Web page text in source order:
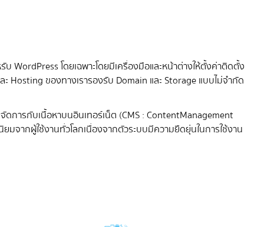
WordPress โดยเฉพาะโดยมีเครื่องมือและหน้าต่างให้ตั้งค่าติดตั้ง
Hosting ของทางเรารองรับ Domain และ Storage แบบไม่จำกัด
การกับเนื้อหาบนอินเทอร์เน็ต (CMS : ContentManagement
จากผู้ใช้งานทั่วโลกเนื่องจากตัวระบบมีความยืดยุ่นในการใช้งาน